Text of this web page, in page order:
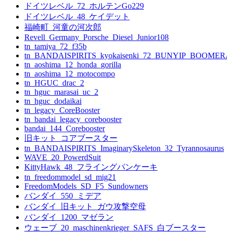
ドイツレベル_72_ホルテンGo229
ドイツレベル_48_ケイデット
福崎町_河童の河次郎
Revell_Germany_Porsche_Diesel_Junior108
tn_tamiya_72_f35b
tn_aoshima_12_honda_gorilla
tn_aoshima_12_motocompo
tn_HGUC_drac_2
tn_hguc_marasai_uc_2
tn_hguc_dodaikai
tn_legacy_CoreBooster
tn_bandai_legacy_corebooster
bandai_144_Corebooster
旧キット_コアブースター
tn_BANDAISPIRITS_ImaginarySkeleton_32_Tyrannosaurus
WAVE_20_PowerdSuit
KittyHawk_48_フライングパンケーキ
tn_freedommodel_sd_mig21
FreedomModels_SD_F5_Sundowners
バンダイ_550_ミデア
バンダイ_旧キット_ガウ攻撃空母
バンダイ_1200_マゼラン
ウェーブ_20_maschinenkrieger_SAFS_白ブースター